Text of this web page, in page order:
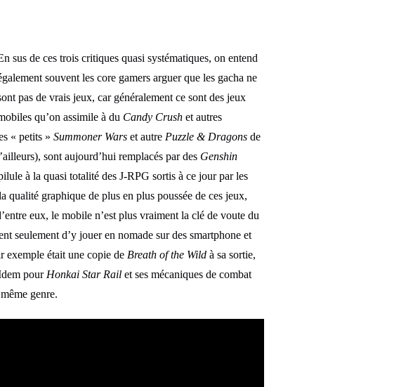
sus de ces trois critiques quasi systématiques, on entend
souvent les core gamers arguer que les gacha ne
pas de vrais jeux, car généralement ce sont des jeux
qu’on assimile à du Candy Crush et autres
« petits » Summoner Wars et autre Puzzle & Dragons de
sont aujourd’hui remplacés par des Genshin
à la quasi totalité des J-RPG sortis à ce jour par les
qualité graphique de plus en plus poussée de ces jeux,
eux, le mobile n’est plus vraiment la clé de voute du
seulement d’y jouer en nomade sur des smartphone et
exemple était une copie de Breath of the Wild à sa sortie,
pour Honkai Star Rail et ses mécaniques de combat
genre.